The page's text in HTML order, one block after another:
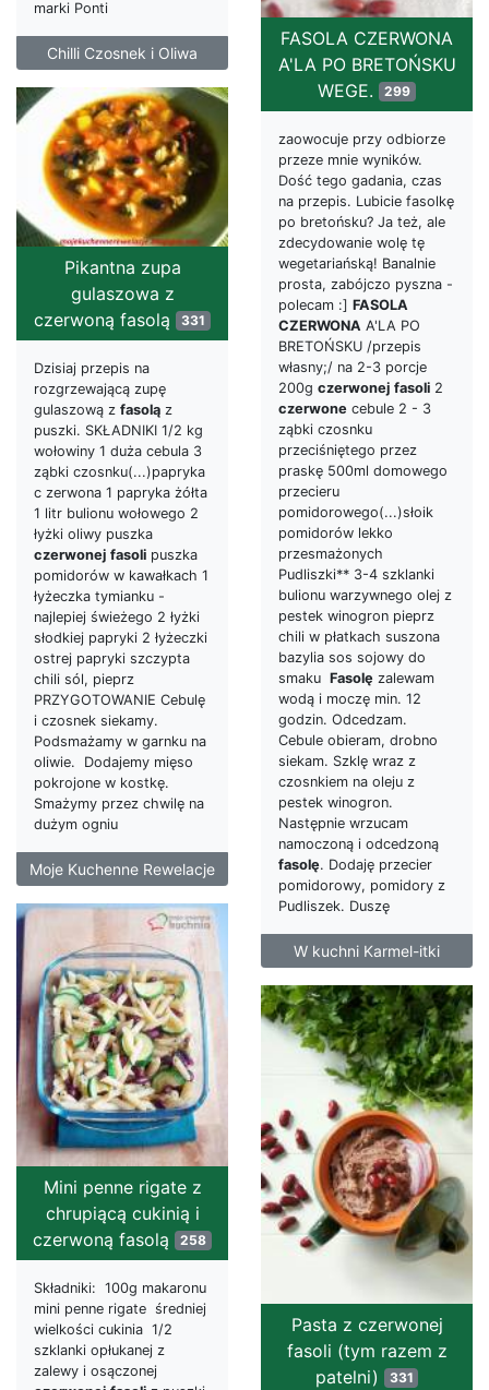
marki Ponti
Chilli Czosnek i Oliwa
FASOLA CZERWONA
A'LA PO BRETOŃSKU
WEGE. 299
zaowocuje przy odbiorze
przeze mnie wyników.
Dość tego gadania, czas
na przepis. Lubicie fasolkę
po bretońsku? Ja też, ale
zdecydowanie wolę tę
wegetariańską! Banalnie
prosta, zabójczo pyszna -
polecam :] FASOLA
CZERWONA A'LA PO
BRETOŃSKU /przepis
własny;/ na 2-3 porcje
200g czerwonej fasoli 2
czerwone cebule 2 - 3
ząbki czosnku
przeciśniętego przez
praskę 500ml domowego
przecieru
pomidorowego(...)słoik
pomidorów lekko
przesmażonych
Pudliszki** 3-4 szklanki
bulionu warzywnego olej z
pestek winogron pieprz
chili w płatkach suszona
bazylia sos sojowy do
smaku Fasolę zalewam
wodą i moczę min. 12
godzin. Odcedzam.
Cebule obieram, drobno
siekam. Szklę wraz z
czosnkiem na oleju z
pestek winogron.
Następnie wrzucam
namoczoną i odcedzoną
fasolę. Dodaję przecier
pomidorowy, pomidory z
Pudliszek. Duszę
W kuchni Karmel-itki
Pikantna zupa
gulaszowa z
czerwoną fasolą 331
Dzisiaj przepis na
rozgrzewającą zupę
gulaszową z fasolą z
puszki. SKŁADNIKI 1/2 kg
wołowiny 1 duża cebula 3
ząbki czosnku(...)papryka
c zerwona 1 papryka żółta
1 litr bulionu wołowego 2
łyżki oliwy puszka
czerwonej fasoli puszka
pomidorów w kawałkach 1
łyżeczka tymianku -
najlepiej świeżego 2 łyżki
słodkiej papryki 2 łyżeczki
ostrej papryki szczypta
chili sól, pieprz
PRZYGOTOWANIE Cebulę
i czosnek siekamy.
Podsmażamy w garnku na
oliwie. Dodajemy mięso
pokrojone w kostkę.
Smażymy przez chwilę na
dużym ogniu
Moje Kuchenne Rewelacje
Mini penne rigate z
chrupiącą cukinią i
czerwoną fasolą 258
Składniki: 100g makaronu
mini penne rigate średniej
wielkości cukinia 1/2
szklanki opłukanej z
zalewy i osączonej
Pasta z czerwonej
fasoli (tym razem z
patelni)
331